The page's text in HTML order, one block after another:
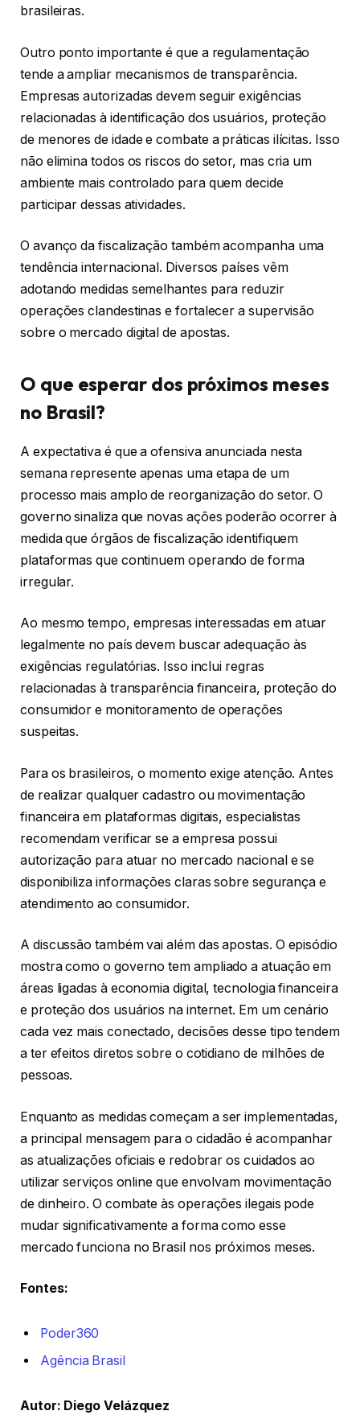
brasileiras.
Outro ponto importante é que a regulamentação
tende a ampliar mecanismos de transparência.
Empresas autorizadas devem seguir exigências
relacionadas à identificação dos usuários, proteção
de menores de idade e combate a práticas ilícitas. Isso
não elimina todos os riscos do setor, mas cria um
ambiente mais controlado para quem decide
participar dessas atividades.
O avanço da fiscalização também acompanha uma
tendência internacional. Diversos países vêm
adotando medidas semelhantes para reduzir
operações clandestinas e fortalecer a supervisão
sobre o mercado digital de apostas.
O que esperar dos próximos meses
no Brasil?
A expectativa é que a ofensiva anunciada nesta
semana represente apenas uma etapa de um
processo mais amplo de reorganização do setor. O
governo sinaliza que novas ações poderão ocorrer à
medida que órgãos de fiscalização identifiquem
plataformas que continuem operando de forma
irregular.
Ao mesmo tempo, empresas interessadas em atuar
legalmente no país devem buscar adequação às
exigências regulatórias. Isso inclui regras
relacionadas à transparência financeira, proteção do
consumidor e monitoramento de operações
suspeitas.
Para os brasileiros, o momento exige atenção. Antes
de realizar qualquer cadastro ou movimentação
financeira em plataformas digitais, especialistas
recomendam verificar se a empresa possui
autorização para atuar no mercado nacional e se
disponibiliza informações claras sobre segurança e
atendimento ao consumidor.
A discussão também vai além das apostas. O episódio
mostra como o governo tem ampliado a atuação em
áreas ligadas à economia digital, tecnologia financeira
e proteção dos usuários na internet. Em um cenário
cada vez mais conectado, decisões desse tipo tendem
a ter efeitos diretos sobre o cotidiano de milhões de
pessoas.
Enquanto as medidas começam a ser implementadas,
a principal mensagem para o cidadão é acompanhar
as atualizações oficiais e redobrar os cuidados ao
utilizar serviços online que envolvam movimentação
de dinheiro. O combate às operações ilegais pode
mudar significativamente a forma como esse
mercado funciona no Brasil nos próximos meses.
Fontes:
Poder360
Agência Brasil
Autor: Diego Velázquez